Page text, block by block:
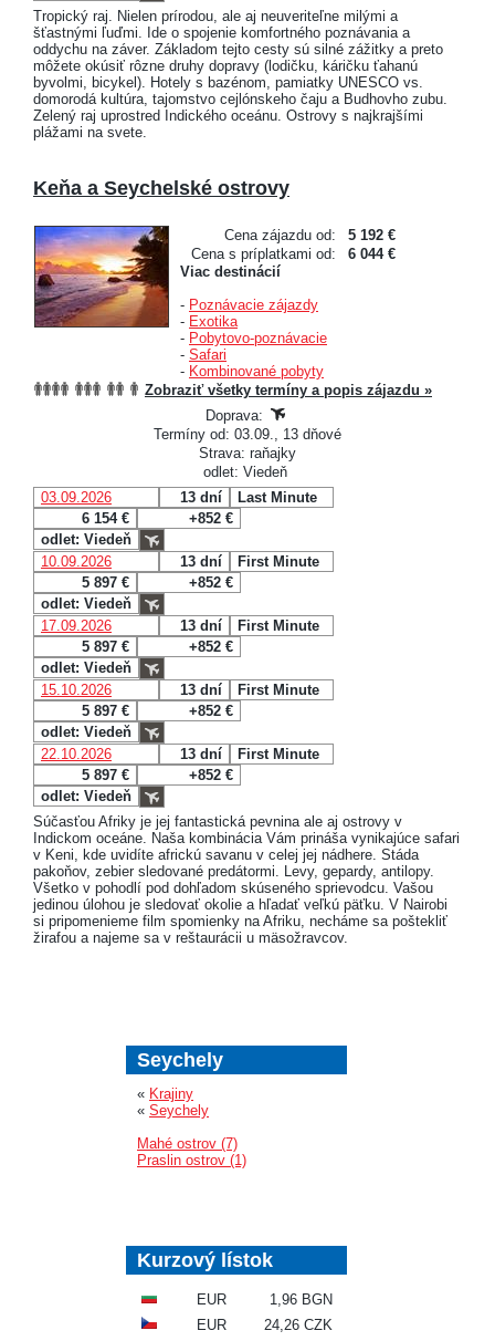
Tropický raj. Nielen prírodou, ale aj neuveriteľne milými a
šťastnými ľuďmi. Ide o spojenie komfortného poznávania a
oddychu na záver. Základom tejto cesty sú silné zážitky a preto
môžete okúsiť rôzne druhy dopravy (lodičku, káričku ťahanú
byvolmi, bicykel). Hotely s bazénom, pamiatky UNESCO vs.
domorodá kultúra, tajomstvo cejlónskeho čaju a Budhovho zubu.
Zelený raj uprostred Indického oceánu. Ostrovy s najkrajšími
plážami na svete.
Keňa a Seychelské ostrovy
Cena zájazdu od:
5 192 €
Cena s príplatkami od:
6 044 €
Viac destinácií
- Poznávacie zájazdy
- Exotika
- Pobytovo-poznávacie
- Safari
- Kombinované pobyty
Zobraziť všetky termíny a popis zájazdu »
Doprava:
Termíny od: 03.09., 13 dňové
Strava: raňajky
odlet: Viedeň
03.09.2026
13 dní
Last Minute
6 154 €
+852 €
odlet: Viedeň
10.09.2026
13 dní
First Minute
5 897 €
+852 €
odlet: Viedeň
17.09.2026
13 dní
First Minute
5 897 €
+852 €
odlet: Viedeň
15.10.2026
13 dní
First Minute
5 897 €
+852 €
odlet: Viedeň
22.10.2026
13 dní
First Minute
5 897 €
+852 €
odlet: Viedeň
Súčasťou Afriky je jej fantastická pevnina ale aj ostrovy v
Indickom oceáne. Naša kombinácia Vám prináša vynikajúce safari
v Keni, kde uvidíte africkú savanu v celej jej nádhere. Stáda
pakoňov, zebier sledované predátormi. Levy, gepardy, antilopy.
Všetko v pohodlí pod dohľadom skúseného sprievodcu. Vašou
jedinou úlohou je sledovať okolie a hľadať veľkú päťku. V Nairobi
si pripomenieme film spomienky na Afriku, necháme sa poštekliť
žirafou a najeme sa v reštaurácii u mäsožravcov.
Seychely
« Krajiny
« Seychely
Mahé ostrov (7)
Praslin ostrov (1)
Kurzový lístok
EUR
1,96 BGN
EUR
24,26 CZK